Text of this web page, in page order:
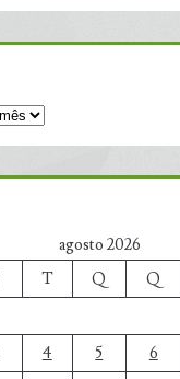
agosto 2026
T Q Q
4 5 6